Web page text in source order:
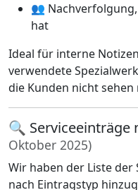
👥
hat
Ideal für interne
verwendete
die Kunden nicht sehen
🔍 Serviceeinträge
Oktober 2025)
Wir haben der Liste der
nach Eintragstyp